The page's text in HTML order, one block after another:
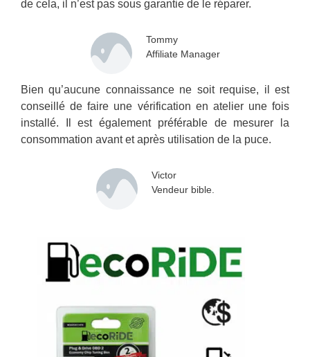
de cela, il n’est pas sous garantie de le réparer.
Tommy
Affiliate Manager
Bien qu’aucune connaissance ne soit requise, il est
conseillé de faire une vérification en atelier une fois
installé. Il est également préférable de mesurer la
consommation avant et après utilisation de la puce.
Victor
Vendeur bible.